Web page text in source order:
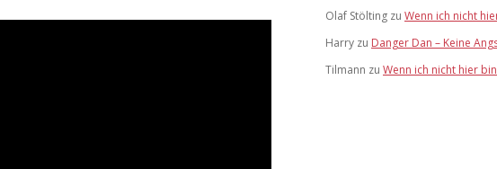
Olaf Stölting zu Wenn ich nicht
Harry zu Danger Dan – Keine
Tilmann zu Wenn ich nicht hier bin